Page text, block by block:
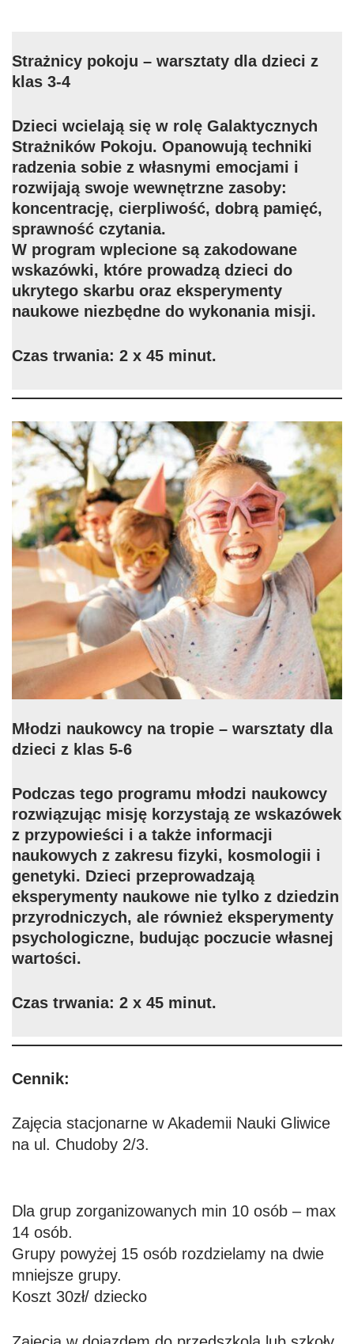
Strażnicy pokoju – warsztaty dla dzieci z
klas 3-4
Dzieci wcielają się w rolę Galaktycznych
Strażników Pokoju. Opanowują techniki
radzenia sobie z własnymi emocjami i
rozwijają swoje wewnętrzne zasoby:
koncentrację, cierpliwość, dobrą pamięć,
sprawność czytania.
W program wplecione są zakodowane
wskazówki, które prowadzą dzieci do
ukrytego skarbu oraz eksperymenty
naukowe niezbędne do wykonania misji.
Czas trwania: 2 x 45 minut.
Młodzi naukowcy na tropie – warsztaty dla
dzieci z klas 5-6
Podczas tego programu młodzi naukowcy
rozwiązując misję korzystają ze wskazówek
z przypowieści i a także informacji
naukowych z zakresu fizyki, kosmologii i
genetyki. Dzieci przeprowadzają
eksperymenty naukowe nie tylko z dziedzin
przyrodniczych, ale również eksperymenty
psychologiczne, budując poczucie własnej
wartości.
Czas trwania: 2 x 45 minut.
Cennik:
Zajęcia stacjonarne w Akademii Nauki Gliwice
na ul. Chudoby 2/3.
Dla grup zorganizowanych min 10 osób – max
14 osób.
Grupy powyżej 15 osób rozdzielamy na dwie
mniejsze grupy.
Koszt 30zł/ dziecko